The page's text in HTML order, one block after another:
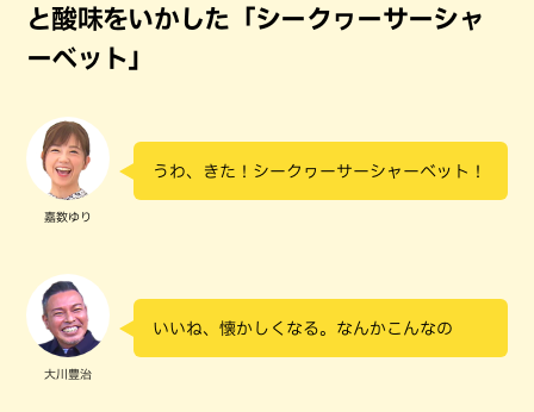
と酸味をいかした「シークヮーサーシャ
ーベット」
嘉数ゆり
うわ、きた！シークヮーサーシャーベット！
大川豊治
いいね、懐かしくなる。なんかこんなの